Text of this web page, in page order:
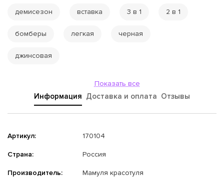
демисезон вставка 3 в 1 2 в 1
бомберы легкая черная
джинсовая
Показать все
Информация Доставка и оплата Отзывы
Артикул: 170104
Страна: Россия
Производитель: Мамуля красотуля